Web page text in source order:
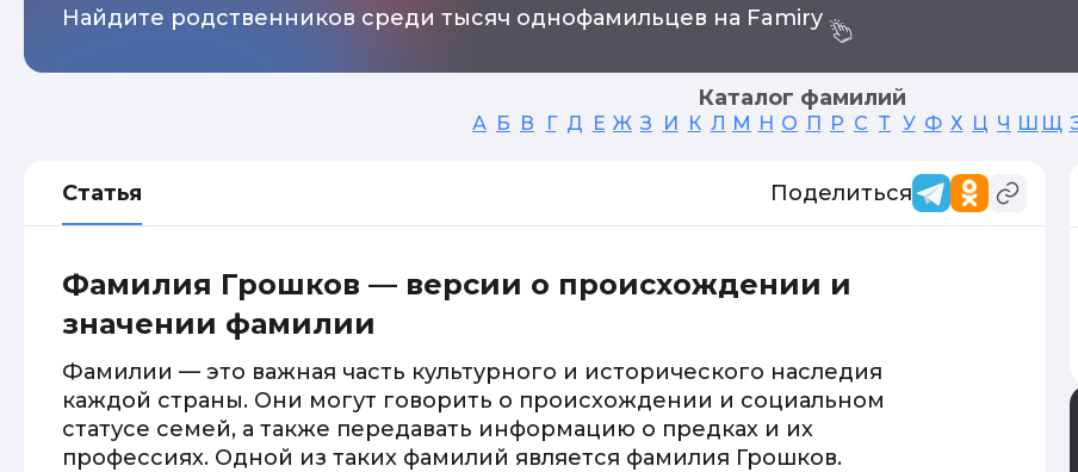
Найдите родственников среди тысяч однофамильцев на Famiry
Каталог фамилий
А Б В Г Д Е Ж З И К Л М Н О П Р С Т У Ф Х Ц Ч Ш Щ
Статья Поделиться
Фамилия Грошков — версии о происхождении и
значении фамилии
Фамилии — это важная часть культурного и исторического наследия
каждой страны. Они могут говорить о происхождении и социальном
статусе семей, а также передавать информацию о предках и их
профессиях. Одной из таких фамилий является фамилия Грошков.